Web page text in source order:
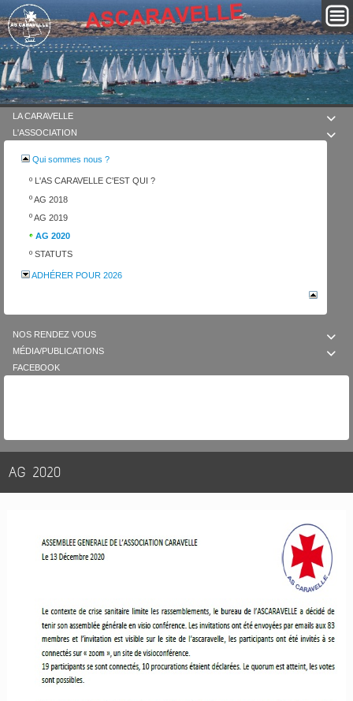

LA CARAVELLE

L'ASSOCIATION
Qui sommes nous ?
º L'AS CARAVELLE C'EST QUI ?
º AG 2018
º AG 2019
AG 2020
º STATUTS
ADHÉRER POUR 2026

NOS RENDEZ VOUS

MÉDIA/PUBLICATIONS
FACEBOOK
AG 2020